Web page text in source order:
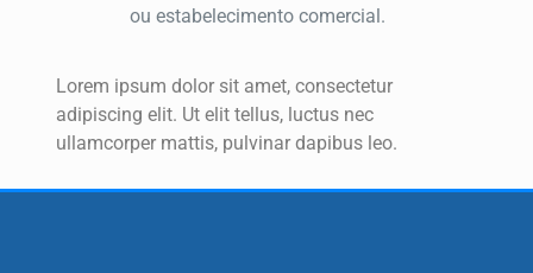
ou estabelecimento comercial.
Lorem ipsum dolor sit amet, consectetur
adipiscing elit. Ut elit tellus, luctus nec
ullamcorper mattis, pulvinar dapibus leo.